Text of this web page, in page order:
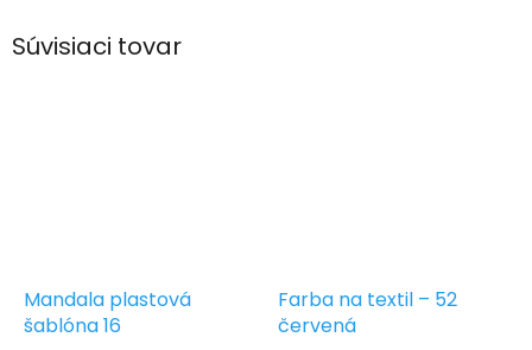
Súvisiaci tovar
Mandala plastová
šablóna 16
Farba na textil – 52
červená